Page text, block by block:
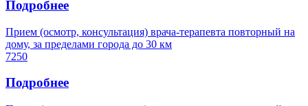
Подробнее
Прием (осмотр, консультация) врача-терапевта повторный на
дому, за пределами города до 30 км
7250
Подробнее